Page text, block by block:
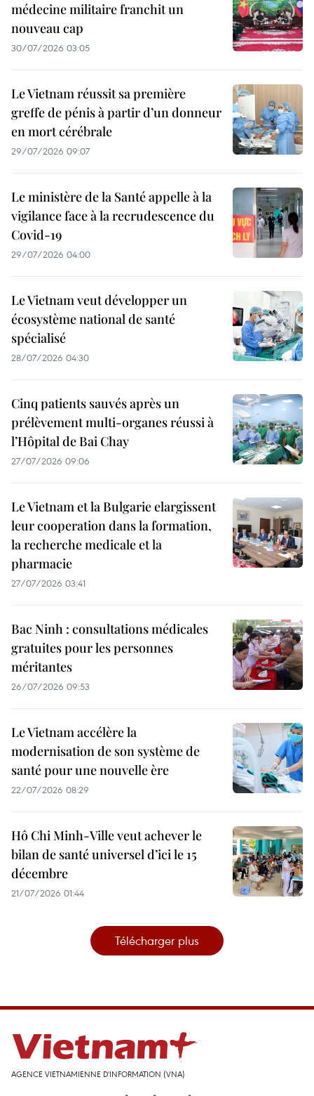
médecine militaire franchit un
nouveau cap
30/07/2026 03:05
Le Vietnam réussit sa première
greffe de pénis à partir d’un donneur
en mort cérébrale
29/07/2026 09:07
Le ministère de la Santé appelle à la
vigilance face à la recrudescence du
Covid-19
29/07/2026 04:00
Le Vietnam veut développer un
écosystème national de santé
spécialisé
28/07/2026 04:30
Cinq patients sauvés après un
prélèvement multi-organes réussi à
l’Hôpital de Bai Chay
27/07/2026 09:06
Le Vietnam et la Bulgarie elargissent
leur cooperation dans la formation,
la recherche medicale et la
pharmacie
27/07/2026 03:41
Bac Ninh : consultations médicales
gratuites pour les personnes
méritantes
26/07/2026 09:53
Le Vietnam accélère la
modernisation de son système de
santé pour une nouvelle ère
22/07/2026 08:29
Hô Chi Minh-Ville veut achever le
bilan de santé universel d’ici le 15
décembre
21/07/2026 01:44
Télécharger plus
AGENCE VIETNAMIENNE D'INFORMATION (VNA)